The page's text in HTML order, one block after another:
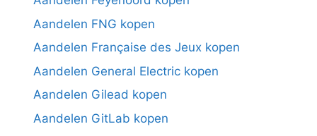
Aandelen FNG kopen
Aandelen Française des Jeux kopen
Aandelen General Electric kopen
Aandelen Gilead kopen
Aandelen GitLab kopen